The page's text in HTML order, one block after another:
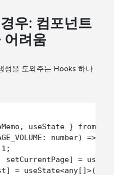
우: 컴포넌트
어려움
성을 도와주는 Hooks 하나
useState } from
number) => {
1;
=
= useState<any[]>([]);